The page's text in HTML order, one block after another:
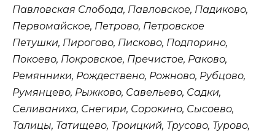
Павловская Слобода, Павловское, Падиково,
Первомайское, Петрово, Петровское
Петушки, Пирогово, Писково, Подпорино,
Покоево, Покровское, Пречистое, Раково,
Ремянники, Рождествено, Рожново, Рубцово,
Румянцево, Рыжково, Савельево, Садки,
Селиваниха, Снегири, Сорокино, Сысоево,
Талицы, Татищево, Троицкий, Трусово, Турово,